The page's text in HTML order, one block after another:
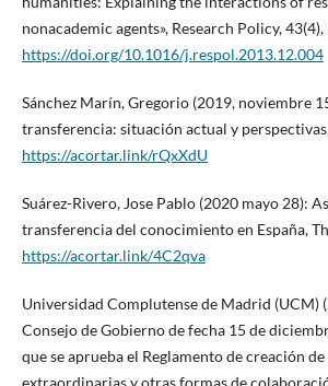
nonacademic agents», Research Policy,
https://doi.org/10.1016/j.respol.2013.12.004
Sánchez Marín, Gregorio (2019, noviembre
transferencia: situación actual y
https://acortar.link/rQxXdU
Suárez-Rivero, Jose Pablo (2020 mayo 28):
transferencia del conocimiento en España,
https://acortar.link/4C2qva
Universidad Complutense de Madrid (UCM)
Consejo de Gobierno de fecha 15 de
que se aprueba el Reglamento de creación
extraordinarias y otras formas de